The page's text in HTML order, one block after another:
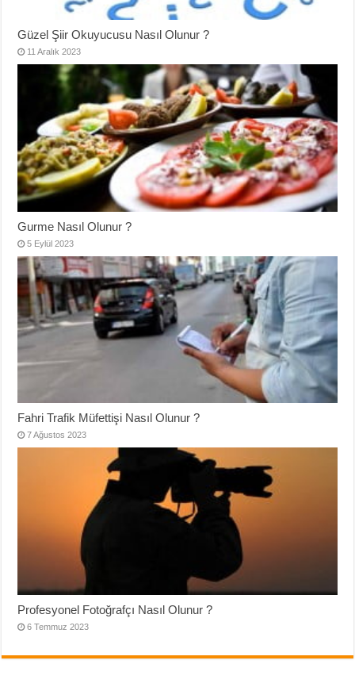
Güzel Şiir Okuyucusu Nasıl Olunur ?
11 Aralık 2023
Gurme Nasıl Olunur ?
5 Eylül 2023
Fahri Trafik Müfettişi Nasıl Olunur ?
7 Ağustos 2023
Profesyonel Fotoğrafçı Nasıl Olunur ?
6 Temmuz 2023